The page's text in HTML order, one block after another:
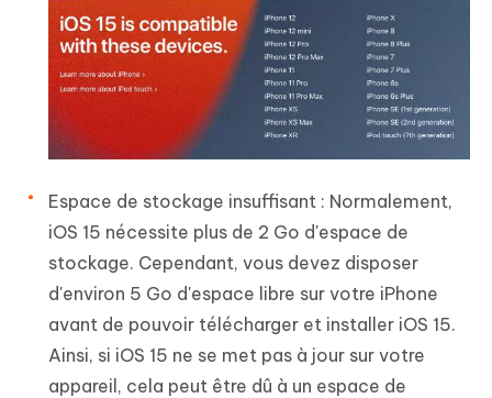
Espace de stockage insuffisant : Normalement,
iOS 15 nécessite plus de 2 Go d'espace de
stockage. Cependant, vous devez disposer
d'environ 5 Go d'espace libre sur votre iPhone
avant de pouvoir télécharger et installer iOS 15.
Ainsi, si iOS 15 ne se met pas à jour sur votre
appareil, cela peut être dû à un espace de